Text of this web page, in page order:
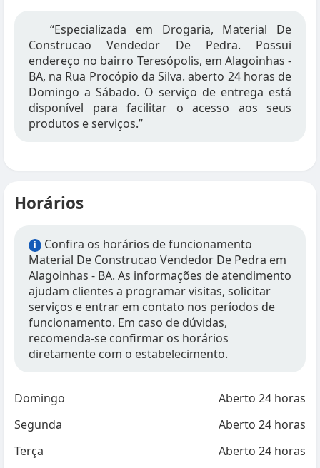
“Especializada em Drogaria, Material De
Construcao Vendedor De Pedra. Possui
endereço no bairro Teresópolis, em Alagoinhas -
BA, na Rua Procópio da Silva. aberto 24 horas de
Domingo a Sábado. O serviço de entrega está
disponível para facilitar o acesso aos seus
produtos e serviços.”
Horários
i
Confira os horários de funcionamento
Material De Construcao Vendedor De Pedra em
Alagoinhas - BA. As informações de atendimento
ajudam clientes a programar visitas, solicitar
serviços e entrar em contato nos períodos de
funcionamento. Em caso de dúvidas,
recomenda-se confirmar os horários
diretamente com o estabelecimento.
Domingo
Aberto 24 horas
Segunda
Aberto 24 horas
Terça
Aberto 24 horas